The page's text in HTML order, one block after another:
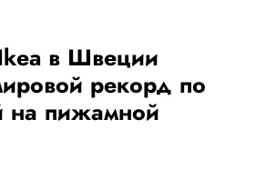
в Швеции
рекорд по
на пижамной